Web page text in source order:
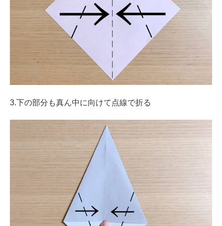
3.下の部分も真ん中に向けて点線で折る